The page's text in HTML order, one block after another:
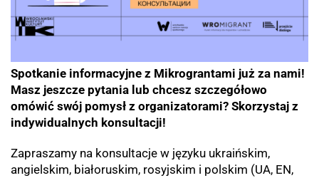
Spotkanie informacyjne z Mikrograntami już za nami!
Masz jeszcze pytania lub chcesz szczegółowo
omówić swój pomysł z organizatorami? Skorzystaj z
indywidualnych konsultacji!
Zapraszamy na konsultacje w języku ukraińskim,
angielskim, białoruskim, rosyjskim i polskim (UA, EN,